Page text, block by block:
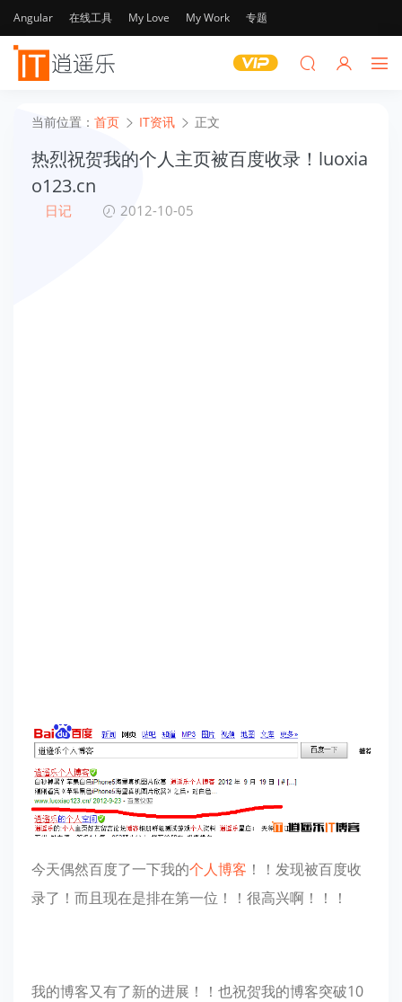
Angular 在线工具 My Love My Work 专题
当前位置： 首页 IT资讯 正文
热烈祝贺我的个人主页被百度收录！luoxia
o123.cn
日记 2012-10-05
今天偶然百度了一下我的个人博客 ！！发现被百度收
录了！而且现在是排在第一位！！很高兴啊！！！
我的博客又有了新的进展！！也祝贺我的博客突破10